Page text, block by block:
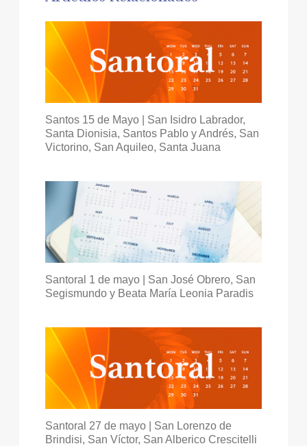
Santos 15 de Mayo | San Isidro Labrador,
Santa Dionisia, Santos Pablo y Andrés, San
Victorino, San Aquileo, Santa Juana
Santoral 1 de mayo | San José Obrero, San
Segismundo y Beata María Leonia Paradis
Santoral 27 de mayo | San Lorenzo de
Brindisi, San Víctor, San Alberico Crescitelli